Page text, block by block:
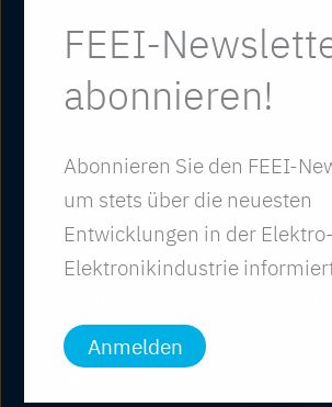
Follow us
Themen
Über uns
FEEI-
abonnieren!
Abonnieren Sie den FEEI-
um stets über die neuesten
Entwicklungen in der
Elektronikindustrie
Anmelden